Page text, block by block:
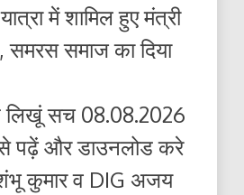
में शामिल हुए मंत्री
समरस समाज का दिया
लिखूं सच 08.08.2026
पढ़ें और डाउनलोड करे
कुमार व DIG अजय